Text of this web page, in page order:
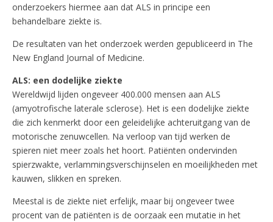
onderzoekers hiermee aan dat ALS in principe een
behandelbare ziekte is.
De resultaten van het onderzoek werden gepubliceerd in The
New England Journal of Medicine.
ALS: een dodelijke ziekte
Wereldwijd lijden ongeveer 400.000 mensen aan ALS
(amyotrofische laterale sclerose). Het is een dodelijke ziekte
die zich kenmerkt door een geleidelijke achteruitgang van de
motorische zenuwcellen. Na verloop van tijd werken de
spieren niet meer zoals het hoort. Patiënten ondervinden
spierzwakte, verlammingsverschijnselen en moeilijkheden met
kauwen, slikken en spreken.
Meestal is de ziekte niet erfelijk, maar bij ongeveer twee
procent van de patiënten is de oorzaak een mutatie in het